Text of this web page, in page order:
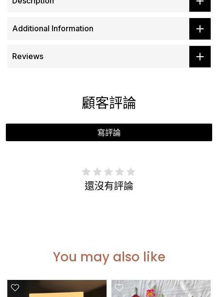
Additional Information
Reviews
顧客評論
寫評論
還沒有評論
You may also like